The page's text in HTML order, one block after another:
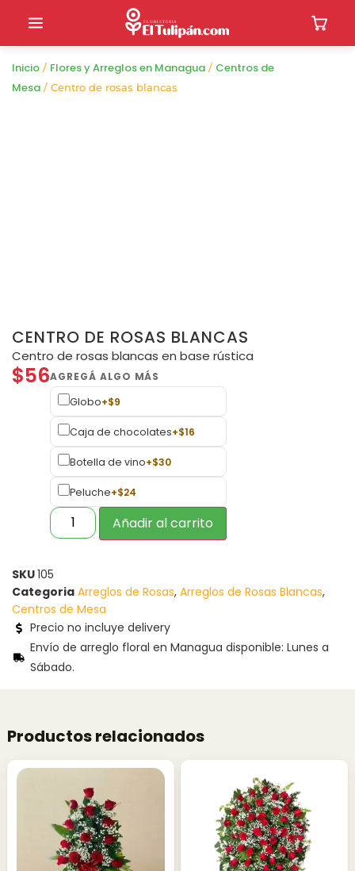
Inicio / Flores y Arreglos en Managua / Centros de
Mesa / Centro de rosas blancas
CENTRO DE ROSAS BLANCAS
$56
Globo+$9
Caja de chocolates+$16
Botella de vino+$30
Peluche+$24
Añadir al carrito
SKU105
Categoria Arreglos de Rosas, Arreglos de Rosas Blancas,
Centros de Mesa
Centro de rosas blancas en base rústica
Precio no incluye delivery
Envío de arreglo floral en Managua disponible: Lunes a
Sábado.
Productos relacionados